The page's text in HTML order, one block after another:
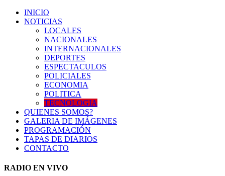
INICIO
NOTICIAS
LOCALES
NACIONALES
INTERNACIONALES
DEPORTES
ESPECTACULOS
POLICIALES
ECONOMIA
POLITICA
TECNOLOGIA
QUIENES SOMOS?
GALERIA DE IMÁGENES
PROGRAMACIÓN
TAPAS DE DIARIOS
CONTACTO
RADIO EN VIVO